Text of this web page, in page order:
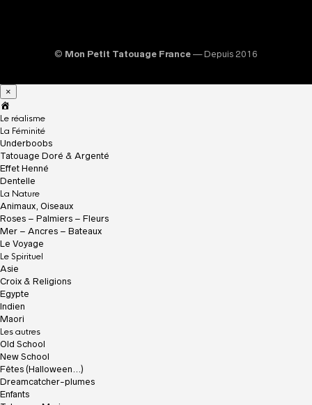
© Mon Petit Tatouage France — Depuis 2016
×
c
c
u
e
i
l
Le réalisme
La Féminité
Underboobs
Tatouage Doré & Argenté
Effet Henné
Dentelle
La Nature
Animaux, Oiseaux
Roses – Palmiers – Fleurs
Mer – Ancres – Bateaux
Le Voyage
Le Spirituel
Asie
Croix & Religions
Egypte
Indien
Maori
Les autres
Old School
New School
Fêtes (Halloween…)
Dreamcatcher-plumes
Enfants